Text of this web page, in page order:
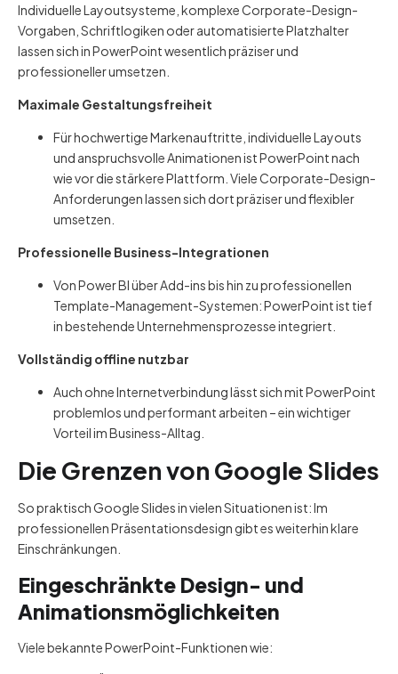
Individuelle Layoutsysteme, komplexe Corporate-Design-
Vorgaben, Schriftlogiken oder automatisierte Platzhalter
lassen sich in PowerPoint wesentlich präziser und
professioneller umsetzen.
Maximale Gestaltungsfreiheit
Für hochwertige Markenauftritte, individuelle Layouts
und anspruchsvolle Animationen ist PowerPoint nach
wie vor die stärkere Plattform. Viele Corporate-Design-
Anforderungen lassen sich dort präziser und flexibler
umsetzen.
Professionelle Business-Integrationen
Von Power BI über Add-ins bis hin zu professionellen
Template-Management-Systemen: PowerPoint ist tief
in bestehende Unternehmensprozesse integriert.
Vollständig offline nutzbar
Auch ohne Internetverbindung lässt sich mit PowerPoint
problemlos und performant arbeiten – ein wichtiger
Vorteil im Business-Alltag.
Die Grenzen von Google Slides
So praktisch Google Slides in vielen Situationen ist: Im
professionellen Präsentationsdesign gibt es weiterhin klare
Einschränkungen.
Eingeschränkte Design- und
Animationsmöglichkeiten
Viele bekannte PowerPoint-Funktionen wie: